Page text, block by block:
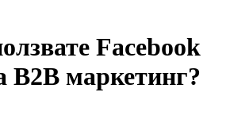
Facebook
B2B маркетинг?